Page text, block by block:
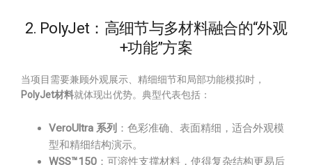
2. PolyJet：高细节与多材料融合的“外观
+功能”方案
当项目需要兼顾外观展示、精细细节和局部功能模拟时，
PolyJet材料就体现出优势。典型代表包括：
VeroUltra 系列 ：色彩准确、表面精细，适合外观模
型和精细结构演示。
WSS™150 ：可溶性支撑材料，使得复杂结构更易后